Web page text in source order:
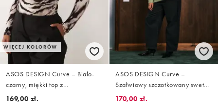
WIĘCEJ KOLORÓW
ASOS DESIGN Curve – Biało-
czarny, miękki top z
prześwitującej dzianiny we
169,00 zł.
ASOS DESIGN Curve –
Szałwiowy szczotkowany sweter
z kwiatowym wzorem
170,00 zł.